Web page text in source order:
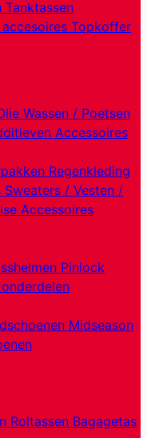
Tanktassen
Topkoffer
Wassen / Poetsen
Accessoires
Regenkleding
Sweaters / Vesten /
Accessoires
Pinlock
Midseason
Roltassen Bagagetas